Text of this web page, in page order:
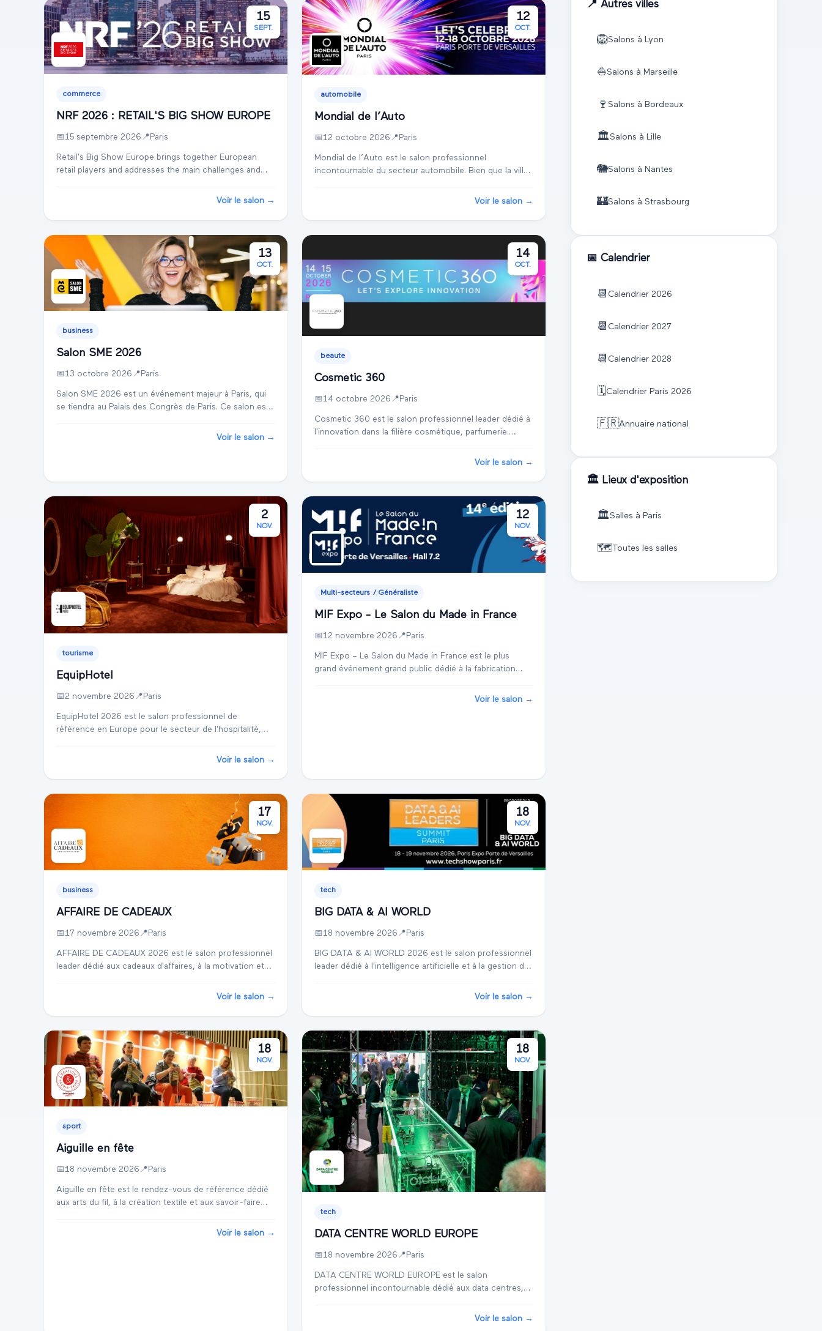
15
SEPT.
commerce
NRF 2026 : RETAIL'S BIG SHOW EUROPE
📅 15 septembre 2026 📍 Paris
Retail's Big Show Europe brings together European
retail players and addresses the main challenges and
Voir le salon →
12
OCT.
automobile
Mondial de l’Auto
📅12 octobre 2026 📍 Paris
Mondial de l’Auto est le salon professionnel
incontournable du secteur automobile. Bien que la ville
pas encore précisés, cet événement est trad...
Voir le salon →
13
OCT.
business
Salon SME 2026
📅 13 octobre 2026 📍 Paris
Salon SME 2026 est un événement majeur à Paris, qui
se tiendra au Palais des Congrès de Paris. Ce salon est
Voir le salon →
14
OCT.
beaute
Cosmetic 360
📅 14 octobre 2026 📍 Paris
Cosmetic 360 est le salon professionnel leader dédié à
l'innovation dans la filière cosmétique, parfumerie.
rendez-vous incontournable pour les prof...
Voir le salon →
2
NOV.
tourisme
EquipHotel
📅 2 novembre 2026 📍 Paris
EquipHotel 2026 est le salon professionnel de
référence en Europe pour le secteur de l'hospitalité,
constitue un carrefour international où se...
Voir le salon →
12
NOV.
Multi-secteurs / Généraliste
MIF Expo - Le Salon du Made in France
📅12 novembre 2026 📍 Paris
MIF Expo – Le Salon du Made in France est le plus
grand événement grand public dédié à la fabrication
et des consommateurs engagés, désireux de pri...
Voir le salon →
17
NOV.
business
AFFAIRE DE CADEAUX
📅17 novembre 2026 📍 Paris
AFFAIRE DE CADEAUX 2026 est le salon professionnel
leader dédié aux cadeaux d'affaires, à la motivation et
prestigieux Paris Expo Porte de Versaille...
Voir le salon →
18
NOV.
tech
BIG DATA & AI WORLD
📅18 novembre 2026 📍 Paris
BIG DATA & AI WORLD 2026 est le salon professionnel
leader dédié à l'intelligence artificielle et à la gestion des
Voir le salon →
18
NOV.
sport
Aiguille en fête
📅 18 novembre 2026 📍 Paris
Aiguille en fête est le rendez-vous de référence dédié
aux arts du fil, à la création textile et aux savoir-faire
Voir le salon →
18
NOV.
tech
DATA CENTRE WORLD EUROPE
📅 18 novembre 2026 📍 Paris
DATA CENTRE WORLD EUROPE est le salon
professionnel incontournable dédié aux data centres,
événement est une plateforme de premier plan pour le...
Voir le salon →
📍 Autres villes
🦁Salons à Lyon
⛵Salons à Marseille
🍷 Salons à Bordeaux
🏛️Salons à Lille
🐘Salons à Nantes
🏰Salons à Strasbourg
📅 Calendrier
📆 Calendrier 2026
📆 Calendrier 2027
📆 Calendrier 2028
🗓️Calendrier Paris 2026
🇫🇷Annuaire national
🏛️ Lieux d'exposition
🏛️Salles à Paris
🗺️ Toutes les salles